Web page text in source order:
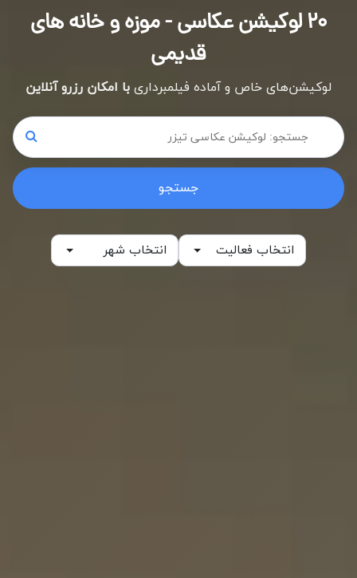
۲۰ لوکیشن عکاسی - موزه و خانه های
قدیمی
لوکیشن‌های خاص و آماده فیلمبرداری با امکان رزرو آنلاین
جستجو
جستجو
انتخاب فعالیت انتخاب شهر